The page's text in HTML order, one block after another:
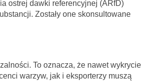
ostrej dawki referencyjnej (ARfD)
Zostały one skonsultowane
To oznacza, że nawet wykrycie
warzyw, jak i eksporterzy muszą